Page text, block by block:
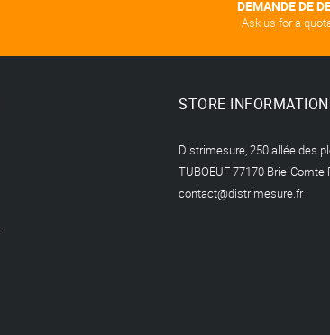
DEMANDE DE
Ask us for a
STORE INFORMATION
Distrimesure, 250 allée des
TUBOEUF 77170 Brie-Comte
contact@distrimesure.fr